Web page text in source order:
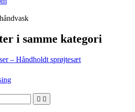
i samme kategori
 